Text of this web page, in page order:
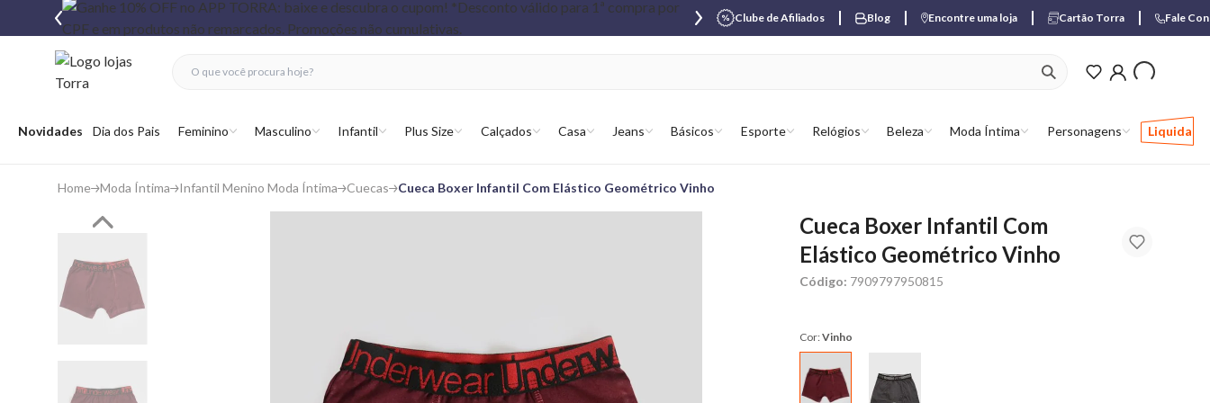
Clube de Afiliados Blog Encontre uma loja Cartão Torra Fale
Abrir menu
Novidades Dia dos Pais Feminino Masculino Infantil Plus Size Calçados Casa Jeans Básicos Esporte Relógios Beleza Moda Íntima Personagens Liquida
ver produtos
fechar menu
fechar menu
favoritos
Home Moda Íntima Infantil Menino Moda Íntima Cuecas Cueca Boxer Infantil Com Elástico Geométrico Vinho
Cueca Boxer Infantil Com
Elástico Geométrico Vinho
Código: 7909797950815
Cor:Vinho